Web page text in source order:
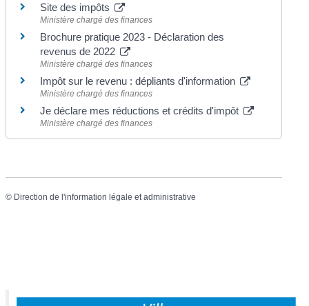
Site des impôts
Ministère chargé des finances
Brochure pratique 2023 - Déclaration des
revenus de 2022
Ministère chargé des finances
Impôt sur le revenu : dépliants d'information
Ministère chargé des finances
Je déclare mes réductions et crédits d'impôt
Ministère chargé des finances
© Direction de l'information légale et administrative